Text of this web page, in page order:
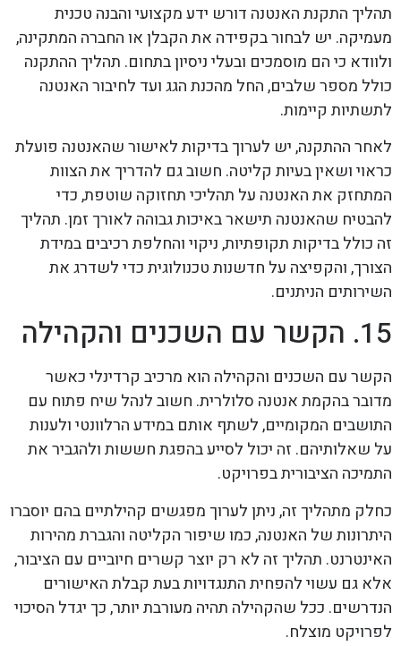
תהליך התקנת האנטנה דורש ידע מקצועי והבנה טכנית
מעמיקה. יש לבחור בקפידה את הקבלן או החברה המתקינה,
ולוודא כי הם מוסמכים ובעלי ניסיון בתחום. תהליך ההתקנה
כולל מספר שלבים, החל מהכנת הגג ועד לחיבור האנטנה
לתשתיות קיימות.
לאחר ההתקנה, יש לערוך בדיקות לאישור שהאנטנה פועלת
כראוי ושאין בעיות קליטה. חשוב גם להדריך את הצוות
המתחזק את האנטנה על תהליכי תחזוקה שוטפת, כדי
להבטיח שהאנטנה תישאר באיכות גבוהה לאורך זמן. תהליך
זה כולל בדיקות תקופתיות, ניקוי והחלפת רכיבים במידת
הצורך, והקפיצה על חדשנות טכנולוגית כדי לשדרג את
השירותים הניתנים.
15. הקשר עם השכנים והקהילה
הקשר עם השכנים והקהילה הוא מרכיב קרדינלי כאשר
מדובר בהקמת אנטנה סלולרית. חשוב לנהל שיח פתוח עם
התושבים המקומיים, לשתף אותם במידע הרלוונטי ולענות
על שאלותיהם. זה יכול לסייע בהפגת חששות ולהגביר את
התמיכה הציבורית בפרויקט.
כחלק מתהליך זה, ניתן לערוך מפגשים קהילתיים בהם יוסברו
היתרונות של האנטנה, כמו שיפור הקליטה והגברת מהירות
האינטרנט. תהליך זה לא רק יוצר קשרים חיוביים עם הציבור,
אלא גם עשוי להפחית התנגדויות בעת קבלת האישורים
הנדרשים. ככל שהקהילה תהיה מעורבת יותר, כך יגדל הסיכוי
לפרויקט מוצלח.